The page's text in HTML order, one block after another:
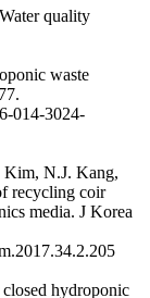
quality
waste
014-3024-
Kim, N.J. Kang,
recycling coir
media. J Korea
hydroponic